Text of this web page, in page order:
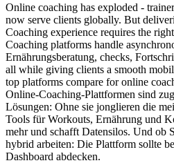
Online coaching has exploded -
now serve clients globally. But
Coaching experience requires the
Coaching platforms handle
Ernährungsberatung, checks,
all while giving clients a smooth
top platforms compare for online
Online-Coaching-Plattformen sind
Lösungen: Ohne sie jonglieren die
Tools für Workouts, Ernährung und
mehr und schafft Datensilos. Und ob
hybrid arbeiten: Die Plattform sollte
Dashboard abdecken.